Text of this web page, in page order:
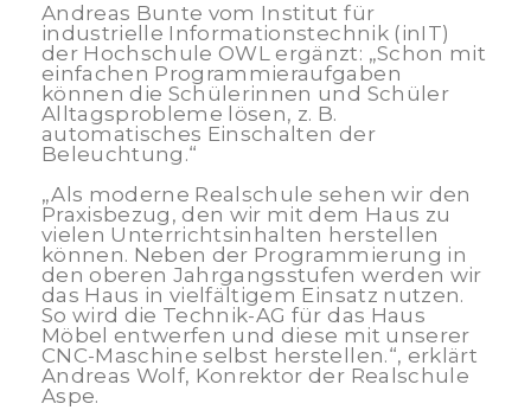
Andreas Bunte vom Institut für
industrielle Informationstechnik (inIT)
der Hochschule OWL ergänzt: „Schon mit
einfachen Programmieraufgaben
können die Schülerinnen und Schüler
Alltagsprobleme lösen, z. B.
automatisches Einschalten der
Beleuchtung.“
„Als moderne Realschule sehen wir den
Praxisbezug, den wir mit dem Haus zu
vielen Unterrichtsinhalten herstellen
können. Neben der Programmierung in
den oberen Jahrgangsstufen werden wir
das Haus in vielfältigem Einsatz nutzen.
So wird die Technik-AG für das Haus
Möbel entwerfen und diese mit unserer
CNC-Maschine selbst herstellen.“, erklärt
Andreas Wolf, Konrektor der Realschule
Aspe.